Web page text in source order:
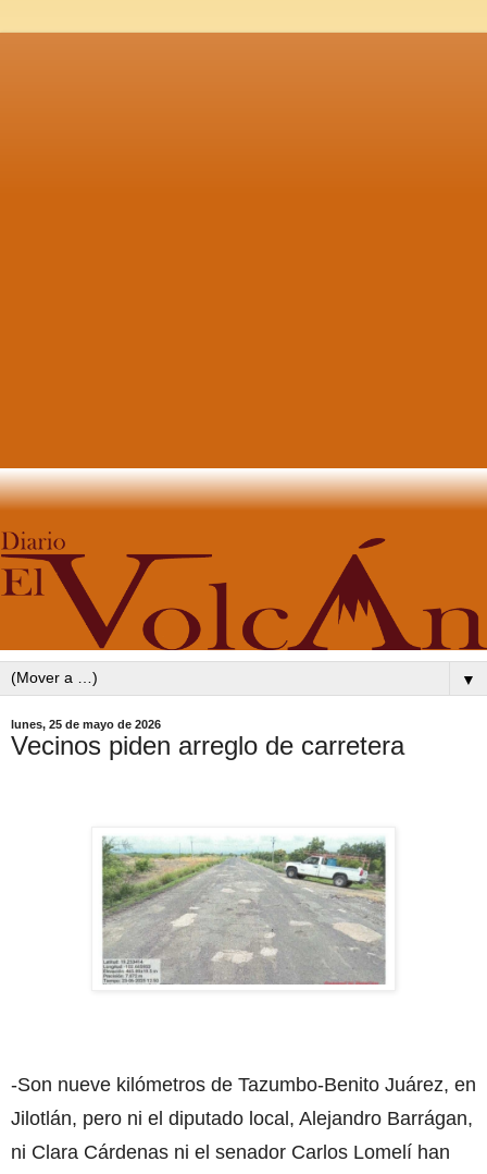
▼
lunes, 25 de mayo de 2026
Vecinos piden arreglo de carretera
-Son nueve kilómetros de Tazumbo-Benito Juárez, en
Jilotlán, pero ni el diputado local, Alejandro Barrágan,
ni Clara Cárdenas ni el senador Carlos Lomelí han